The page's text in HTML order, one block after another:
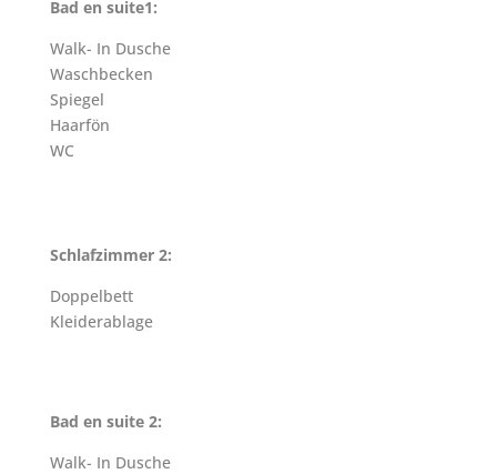
Bad en suite1:
Walk- In Dusche
Waschbecken
Spiegel
Haarfön
WC
Schlafzimmer 2:
Doppelbett
Kleiderablage
Bad en suite 2:
Walk- In Dusche